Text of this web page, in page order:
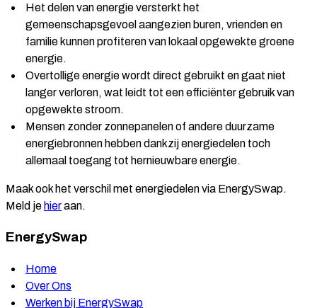
Het delen van energie versterkt het
gemeenschapsgevoel aangezien buren, vrienden en
familie kunnen profiteren van lokaal opgewekte groene
energie.
Overtollige energie wordt direct gebruikt en gaat niet
langer verloren, wat leidt tot een efficiënter gebruik van
opgewekte stroom.
Mensen zonder zonnepanelen of andere duurzame
energiebronnen hebben dankzij energiedelen toch
allemaal toegang tot hernieuwbare energie.
Maak ook het verschil met energiedelen via EnergySwap.
Meld je hieraan.
EnergySwap
Home
Over Ons
Werken bij EnergySwap